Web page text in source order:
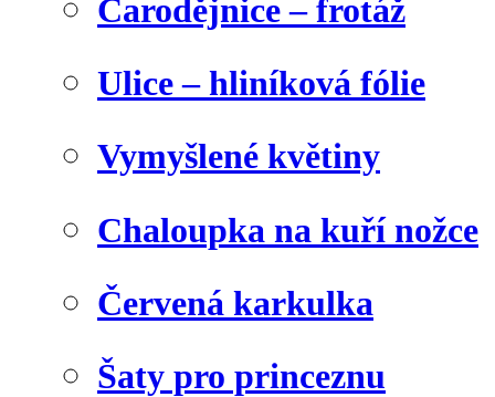
Čarodějnice – frotáž
Ulice – hliníková fólie
Vymyšlené květiny
Chaloupka na kuří nožce
Červená karkulka
Šaty pro princeznu